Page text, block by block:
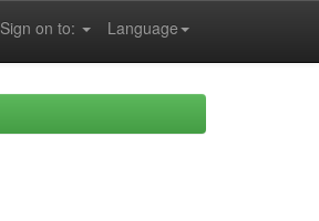
Language
Sign on to: